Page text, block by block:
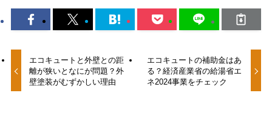
エコキュートと外壁との距
離が狭いとなにが問題？外
壁塗装がむずかしい理由
エコキュートの補助金はあ
る？経済産業省の給湯省エ
ネ2024事業をチェック